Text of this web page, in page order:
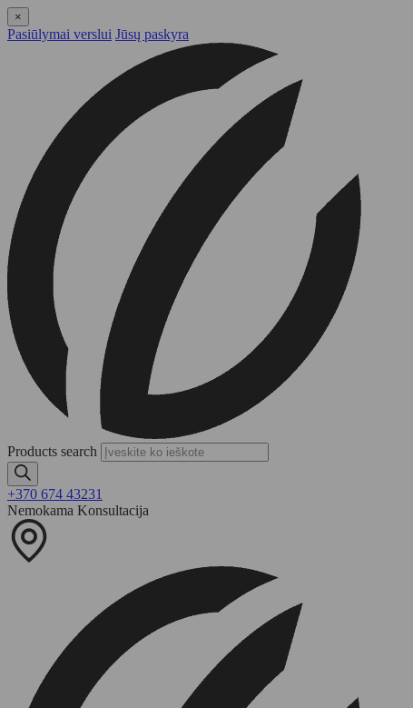
×
Pasiūlymai verslui Jūsų paskyra
Products search
+370 674 43231
Nemokama Konsultacija